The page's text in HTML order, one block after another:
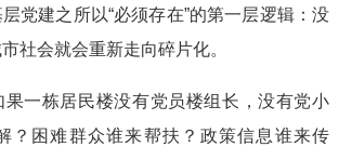
党建之所以“必须存在”的第一层逻辑：没
社会就会重新走向碎片化。
果一栋居民楼没有党员楼组长，没有党小
？困难群众谁来帮扶？政策信息谁来传